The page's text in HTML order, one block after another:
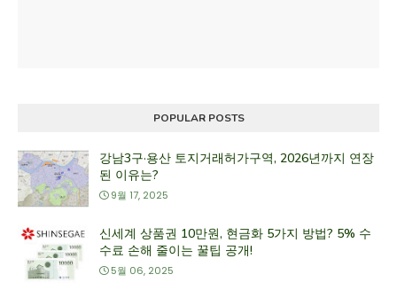
POPULAR POSTS
강남3구·용산 토지거래허가구역, 2026년까지 연장
된 이유는?
9월 17, 2025
신세계 상품권 10만원, 현금화 5가지 방법? 5% 수
수료 손해 줄이는 꿀팁 공개!
5월 06, 2025